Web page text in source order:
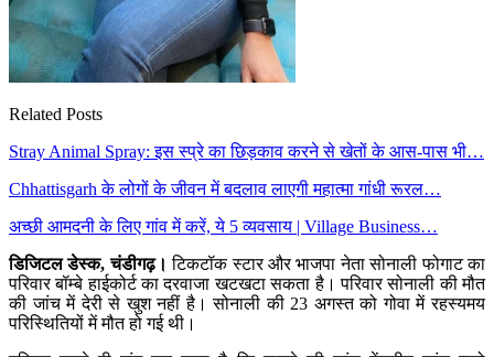
Related Posts
Stray Animal Spray: इस स्प्रे का छिड़काव करने से खेतों के आस-पास भी…
Chhattisgarh के लोगों के जीवन में बदलाव लाएगी महात्मा गांधी रूरल…
अच्छी आमदनी के लिए गांव में करें, ये 5 व्यवसाय | Village Business…
डिजिटल डेस्क, चंडीगढ़। टिकटॉक स्टार और भाजपा नेता सोनाली फोगाट का
परिवार बॉम्बे हाईकोर्ट का दरवाजा खटखटा सकता है। परिवार सोनाली की मौत
की जांच में देरी से खुश नहीं है। सोनाली की 23 अगस्त को गोवा में रहस्यमय
परिस्थितियों में मौत हो गई थी।